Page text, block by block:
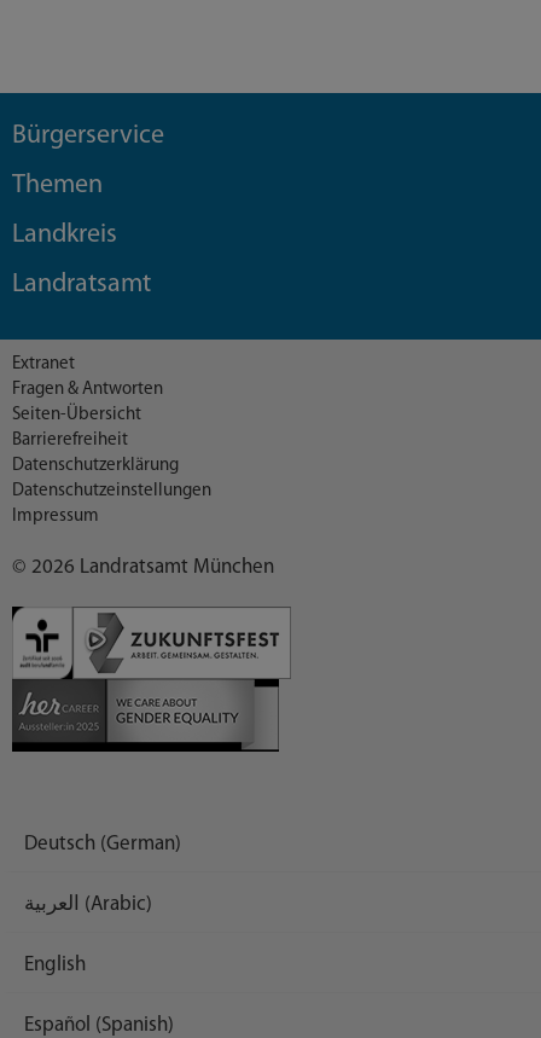
Bürgerservice
Themen
Landkreis
Landratsamt
© 2026 Landratsamt München
Extranet
Fragen & Antworten
Seiten-Übersicht
Barrierefreiheit
Datenschutzerklärung
Datenschutzeinstellungen
Impressum
Deutsch (German)
العربية (Arabic)
English
Español (Spanish)